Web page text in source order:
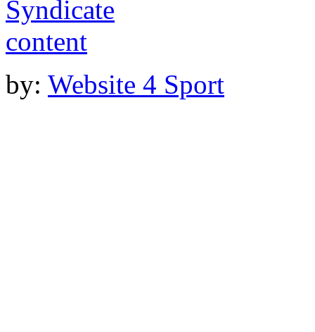
by: Website 4 Sport